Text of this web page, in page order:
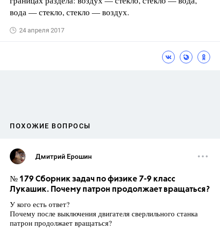
вода — стекло, стекло — воздух.
24 апреля 2017
ПОХОЖИЕ ВОПРОСЫ
Дмитрий Ерошин
№ 179 Сборник задач по физике 7-9 класс
Лукашик. Почему патрон продолжает вращаться?
У кого есть ответ?
Почему после выключения двигателя сверлильного станка
патрон продолжает вращаться?